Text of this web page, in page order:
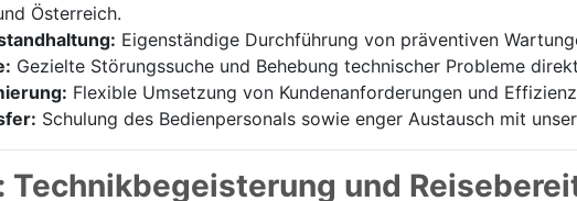
Österreich.
Eigenständige Durchführung von präventiven
Gezielte Störungssuche und Behebung technischer Probleme
Flexible Umsetzung von Kundenanforderungen und
Schulung des Bedienpersonals sowie enger Austausch mit
Technikbegeisterung und